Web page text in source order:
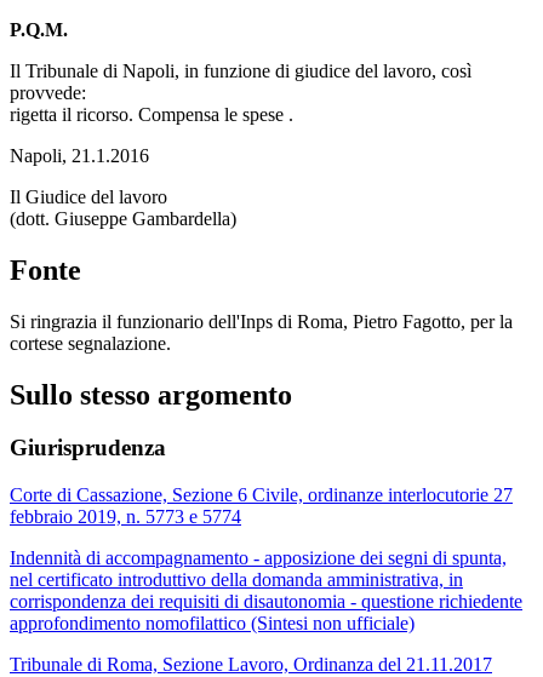
P.Q.M.
Il Tribunale di Napoli, in funzione di giudice del lavoro, così
provvede:
rigetta il ricorso. Compensa le spese .
Napoli, 21.1.2016
Il Giudice del lavoro
(dott. Giuseppe Gambardella)
Fonte
Si ringrazia il funzionario dell'Inps di Roma, Pietro Fagotto, per la
cortese segnalazione.
Sullo stesso argomento
Giurisprudenza
Corte di Cassazione, Sezione 6 Civile, ordinanze interlocutorie 27
febbraio 2019, n. 5773 e 5774
Indennità di accompagnamento - apposizione dei segni di spunta,
nel certificato introduttivo della domanda amministrativa, in
corrispondenza dei requisiti di disautonomia - questione richiedente
approfondimento nomofilattico (Sintesi non ufficiale)
Tribunale di Roma, Sezione Lavoro, Ordinanza del 21.11.2017